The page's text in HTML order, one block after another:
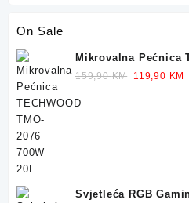
On Sale
Mikrovalna Pećnica
700W 20L
159,90KM
Original
119,90 KM
Svjetleća RGB